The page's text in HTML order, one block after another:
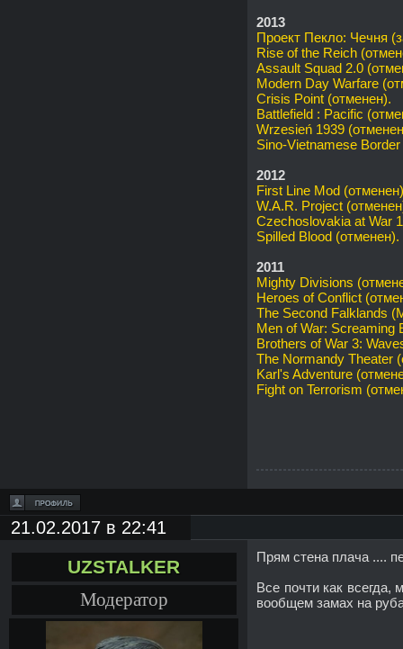
2013
Проект Пекло: Чечня
Rise of the Reich
Assault Squad 2.0
Modern Day Warfare
Crisis Point (отменен).
Battlefield : Pacific
Wrzesień 1939
Sino-Vietnamese
2012
First Line Mod
W.A.R. Project
Czechoslovakia at War
Spilled Blood (отменен).
2011
Mighty Divisions
Heroes of Conflict
The Second Falklands
Men of War: Screaming
Brothers of War 3:
The Normandy Theater
Karl's Adventure
Fight on Terrorism
21.02.2017 в 22:41
UZSTALKER
Модератор
Прям стена плача ....
Все почти как
вообщем замах на